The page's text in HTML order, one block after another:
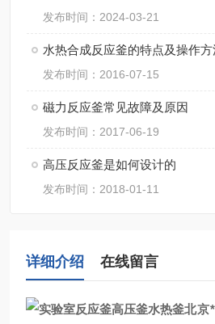
发布时间：2024-03-21
水热合成反应釜的特点及操作方
发布时间：2016-07-15
磁力反应釜常见故障及原因
发布时间：2017-06-19
高压反应釜是如何设计的
发布时间：2018-01-11
详细介绍 在线留言
北